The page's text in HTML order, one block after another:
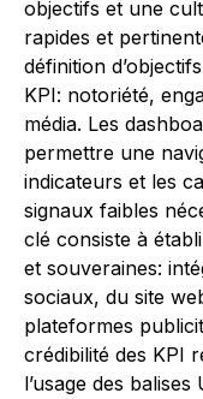
objectifs et une
rapides et
définition
KPI: notoriété,
média. Les
permettre une
indicateurs et les
signaux faibles
clé consiste à
et souveraines:
sociaux, du site
plateformes
crédibilité des KPI
l’usage des